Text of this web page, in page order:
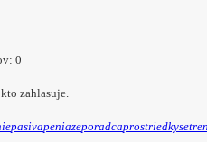
0
zahlasuje.
PasivaPeniazePoradcaProstriedky